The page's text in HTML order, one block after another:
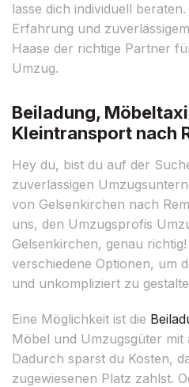
lasse dich individuell
Erfahrung und
Haase der richtige Partner
Umzug.
Beiladung,
Kleintransport nach
Hey du, bist du auf der
zuverlässigen
von Gelsenkirchen nach
uns, den Umzugsprofis
Gelsenkirchen, genau
verschiedene Optionen, um
und unkompliziert zu
Eine Möglichkeit ist die
Möbel und Umzugsgüter mit
Dadurch sparst du Kosten,
zugewiesenen Platz zahlst.